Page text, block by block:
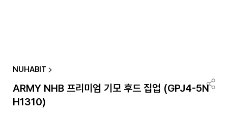
NUHABIT
ARMY NHB 프리미엄 기모 후드 집업 (GPJ4-5N
H1310)